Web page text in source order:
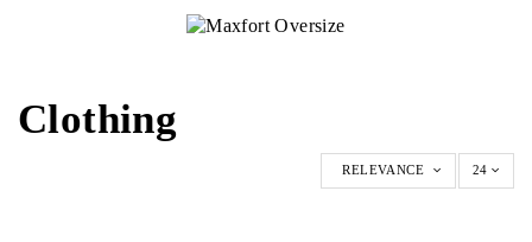
Clothing
RELEVANCE 24